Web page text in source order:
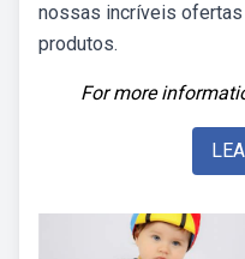
nossas incríveis
produtos.
For more